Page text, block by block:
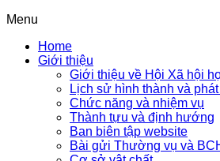
Menu
Home
Giới thiệu
Giới thiệu về Hội Xã hội
Lịch sử hình thành và
Chức năng và nhiệm vụ
Thành tựu và định hướng
Ban biên tập website
Bài gửi Thường vụ và